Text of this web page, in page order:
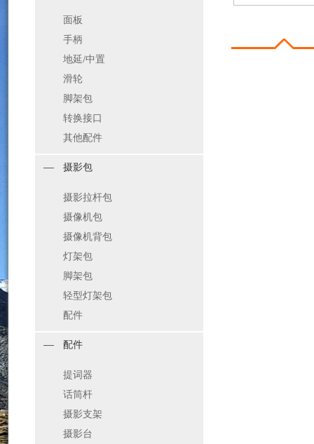
面板
手柄
地延/中置
滑轮
脚架包
转换接口
其他配件
摄影包
摄影拉杆包
摄像机包
摄像机背包
灯架包
脚架包
轻型灯架包
配件
配件
提词器
话筒杆
摄影支架
摄影台